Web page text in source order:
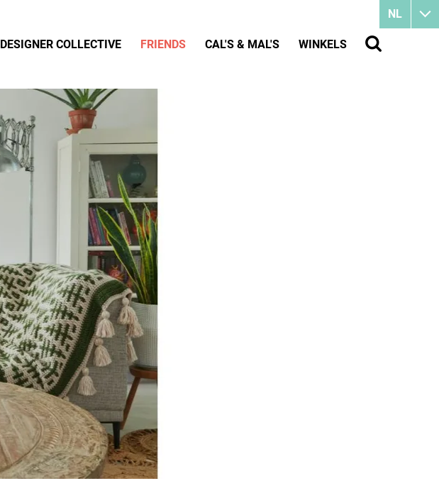
NL
DESIGNER COLLECTIVE FRIENDS CAL'S & MAL'S WINKELS